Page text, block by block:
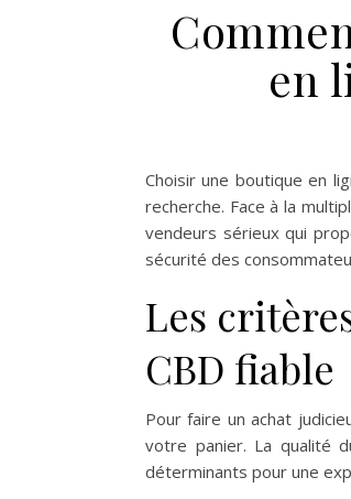
en
Choisir une boutique en
recherche. Face à la
vendeurs sérieux qui
sécurité des
Les
CBD fiable
Pour faire un achat
votre panier. La qualité
déterminants pour une